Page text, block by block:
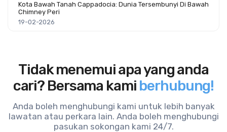
Kota Bawah Tanah Cappadocia: Dunia Tersembunyi Di Bawah
Chimney Peri
19-02-2026
Tidak menemui apa yang anda
cari? Bersama kami berhubung!
Anda boleh menghubungi kami untuk lebih banyak
lawatan atau perkara lain. Anda boleh menghubungi
pasukan sokongan kami 24/7.